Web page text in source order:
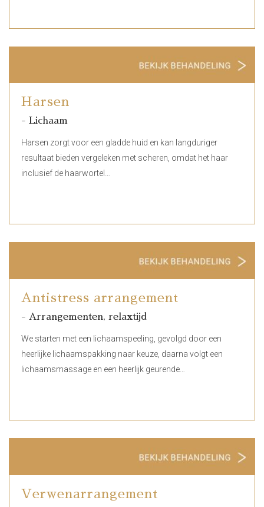
Harsen
- Lichaam
Harsen zorgt voor een gladde huid en kan langduriger
resultaat bieden vergeleken met scheren, omdat het haar
inclusief de haarwortel…
Antistress arrangement
- Arrangementen, relaxtijd
We starten met een lichaamspeeling, gevolgd door een
heerlijke lichaamspakking naar keuze, daarna volgt een
lichaamsmassage en een heerlijk geurende…
Verwenarrangement